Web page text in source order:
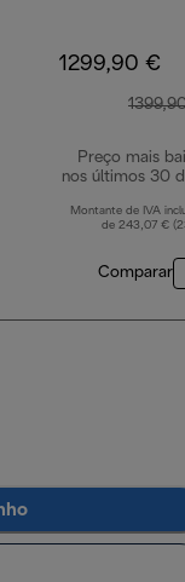
1299,90 €
Preço mais
nos últimos 30
Montante de IVA
de 243,07 €
Comparar